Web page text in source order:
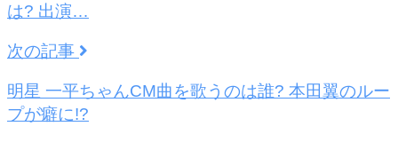
は? 出演…
次の記事
明星 一平ちゃんCM曲を歌うのは誰? 本田翼のルー
プが癖に!?